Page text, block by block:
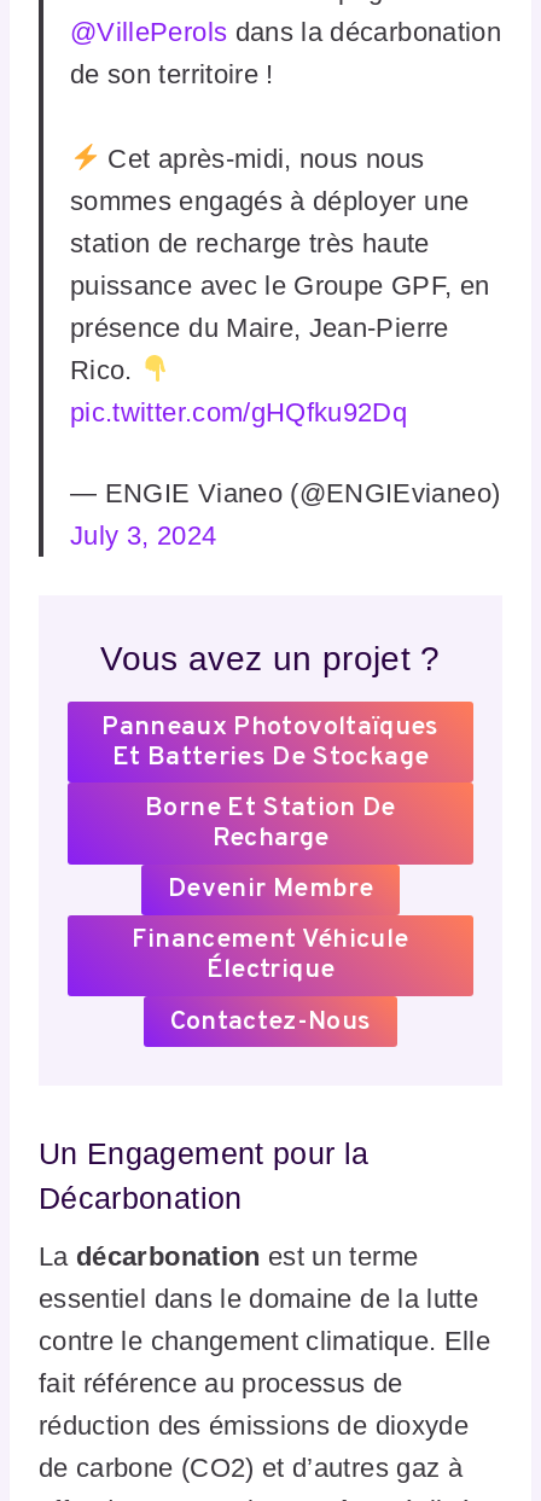
@VillePerols dans la décarbonation
de son territoire !
Cet après-midi, nous nous
sommes engagés à déployer une
station de recharge très haute
puissance avec le Groupe GPF, en
présence du Maire, Jean-Pierre
Rico.
pic.twitter.com/gHQfku92Dq
— ENGIE Vianeo (@ENGIEvianeo)
July 3, 2024
Vous avez un projet ?
Panneaux Photovoltaïques
Et Batteries De Stockage
Borne Et Station De
Recharge
Devenir Membre
Financement Véhicule
Électrique
Contactez-Nous
Un Engagement pour la
Décarbonation
La décarbonation est un terme
essentiel dans le domaine de la lutte
contre le changement climatique. Elle
fait référence au processus de
réduction des émissions de dioxyde
de carbone (CO2) et d’autres gaz à